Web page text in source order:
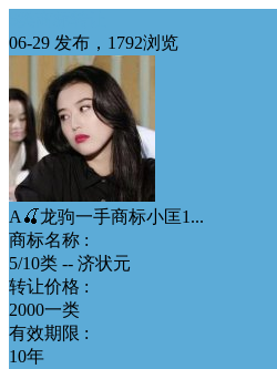
06-29 发布，1792浏览
A🍒龙驹一手商标小匡1...
商标名称 :
5/10类 -- 济状元
转让价格 :
2000一类
有效期限 :
10年